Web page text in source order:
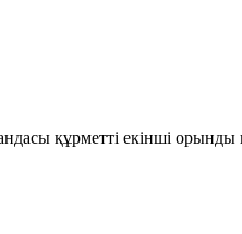
құрметті екінші орынды